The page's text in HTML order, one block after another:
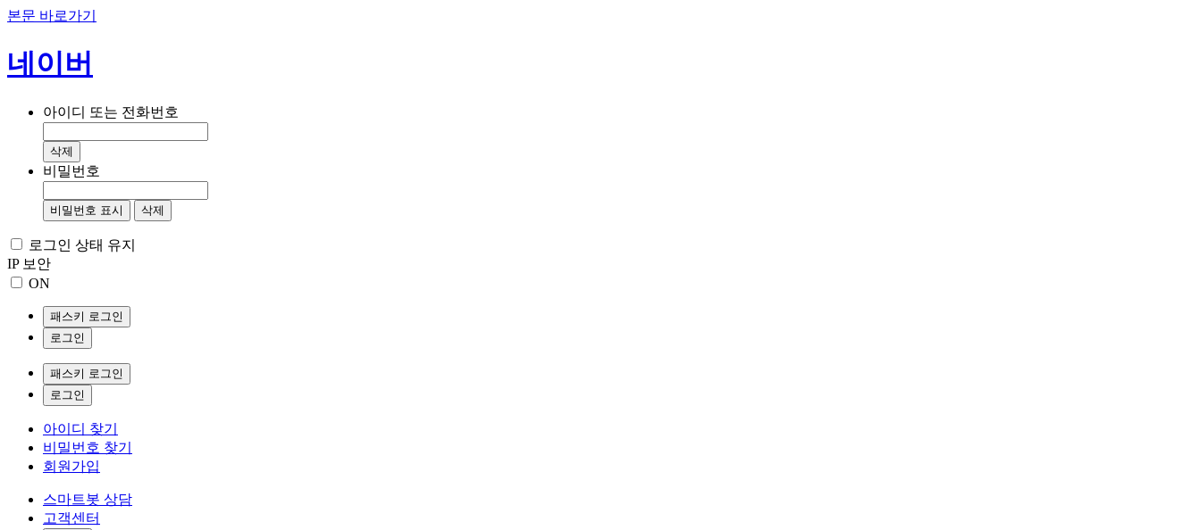
본문 바로가기
네이버
아이디 또는 전화번호
삭제
비밀번호
비밀번호 표시 삭제
로그인 상태 유지
IP 보안
ON
패스키 로그인
로그인
패스키 로그인
로그인
아이디 찾기
비밀번호 찾기
회원가입
스마트봇 상담
고객센터